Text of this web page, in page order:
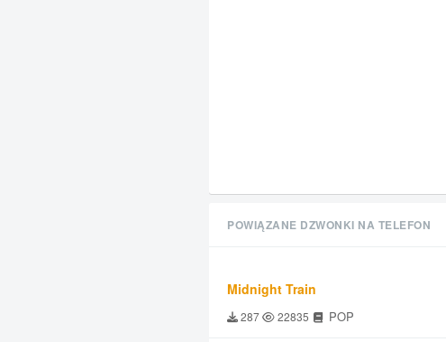
POWIĄZANE DZWONKI NA TELEFON
Midnight Train
287 22835 POP